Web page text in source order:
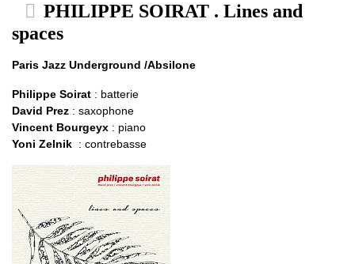
PHILIPPE SOIRAT . Lines and
spaces
Paris Jazz Underground /Absilone
Philippe Soirat : batterie
David Prez : saxophone
Vincent Bourgeyx : piano
Yoni Zelnik : contrebasse